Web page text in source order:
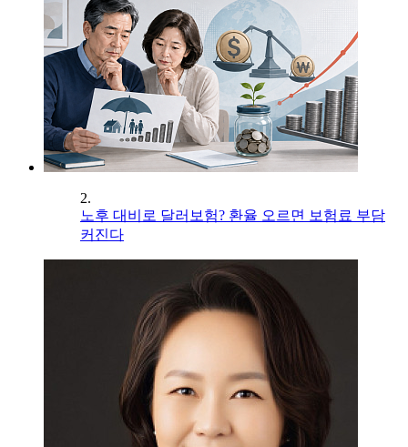
2.
노후 대비로 달러보험? 환율 오르면 보험료 부담
커진다